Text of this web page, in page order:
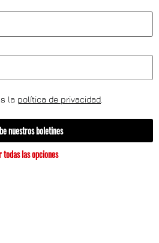
la política de privacidad
nuestros boletines
todas las opciones